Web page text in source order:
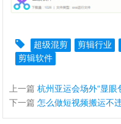
超级混剪 剪辑行业
剪辑软件
上一篇杭州亚运会场外“显
下一篇怎么做短视频搬运不违规，